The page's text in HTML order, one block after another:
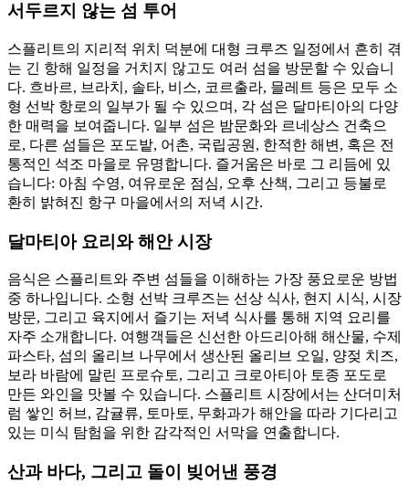
서두르지 않는 섬 투어
스플리트의 지리적 위치 덕분에 대형 크루즈 일정에서 흔히 겪
는 긴 항해 일정을 거치지 않고도 여러 섬을 방문할 수 있습니
다. 흐바르, 브라치, 솔타, 비스, 코르출라, 믈레트 등은 모두 소
형 선박 항로의 일부가 될 수 있으며, 각 섬은 달마티아의 다양
한 매력을 보여줍니다. 일부 섬은 밤문화와 르네상스 건축으
로, 다른 섬들은 포도밭, 어촌, 국립공원, 한적한 해변, 혹은 전
통적인 석조 마을로 유명합니다. 즐거움은 바로 그 리듬에 있
습니다: 아침 수영, 여유로운 점심, 오후 산책, 그리고 등불로
환히 밝혀진 항구 마을에서의 저녁 시간.
달마티아 요리와 해안 시장
음식은 스플리트와 주변 섬들을 이해하는 가장 풍요로운 방법
중 하나입니다. 소형 선박 크루즈는 선상 식사, 현지 시식, 시장
방문, 그리고 육지에서 즐기는 저녁 식사를 통해 지역 요리를
자주 소개합니다. 여행객들은 신선한 아드리아해 해산물, 수제
파스타, 섬의 올리브 나무에서 생산된 올리브 오일, 양젖 치즈,
보라 바람에 말린 프로슈토, 그리고 크로아티아 토종 포도로
만든 와인을 맛볼 수 있습니다. 스플리트 시장에서는 산더미처
럼 쌓인 허브, 감귤류, 토마토, 무화과가 해안을 따라 기다리고
있는 미식 탐험을 위한 감각적인 서막을 연출합니다.
산과 바다, 그리고 돌이 빚어낸 풍경